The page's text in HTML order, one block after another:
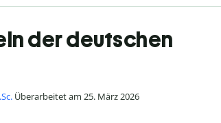
der deutschen
Überarbeitet am 25. März 2026